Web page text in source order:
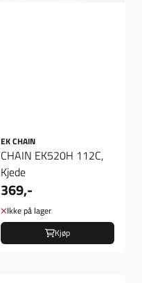
EK CHAIN
CHAIN EK520H 112C,
Kjede
369,-
Ikke på lager
Kjøp